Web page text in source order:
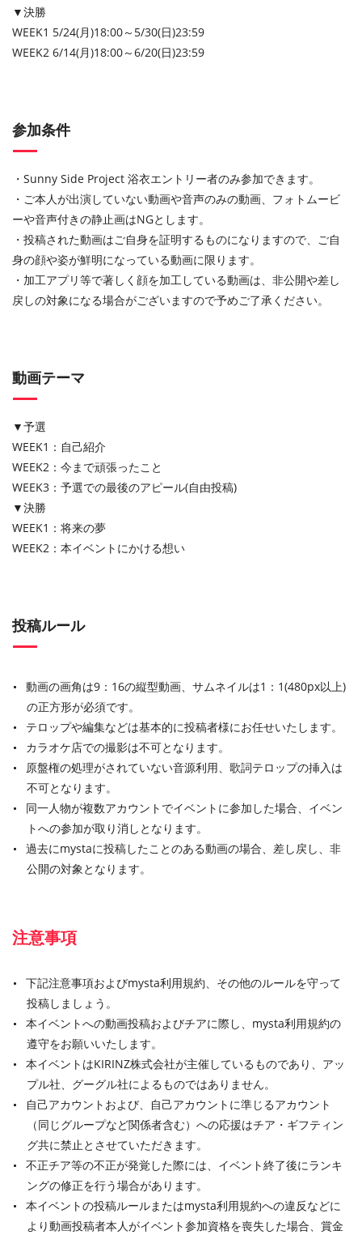
▼決勝
WEEK1 5/24(月)18:00～5/30(日)23:59
WEEK2 6/14(月)18:00～6/20(日)23:59
参加条件
・Sunny Side Project 浴衣エントリー者のみ参加できます。
・ご本人が出演していない動画や音声のみの動画、フォトムービ
ーや音声付きの静止画はNGとします。
・投稿された動画はご自身を証明するものになりますので、ご自
身の顔や姿が鮮明になっている動画に限ります。
・加工アプリ等で著しく顔を加工している動画は、非公開や差し
戻しの対象になる場合がございますので予めご了承ください。
動画テーマ
▼予選
WEEK1：自己紹介
WEEK2：今まで頑張ったこと
WEEK3：予選での最後のアピール(自由投稿)
▼決勝
WEEK1：将来の夢
WEEK2：本イベントにかける想い
投稿ルール
動画の画角は9：16の縦型動画、サムネイルは1：1(480px以上)
の正方形が必須です。
テロップや編集などは基本的に投稿者様にお任せいたします。
カラオケ店での撮影は不可となります。
原盤権の処理がされていない音源利用、歌詞テロップの挿入は
不可となります。
同一人物が複数アカウントでイベントに参加した場合、イベン
トへの参加が取り消しとなります。
過去にmystaに投稿したことのある動画の場合、差し戻し、非
公開の対象となります。
注意事項
下記注意事項およびmysta利用規約、その他のルールを守って
投稿しましょう。
本イベントへの動画投稿およびチアに際し、mysta利用規約の
遵守をお願いいたします。
本イベントはKIRINZ株式会社が主催しているものであり、アッ
プル社、グーグル社によるものではありません。
自己アカウントおよび、自己アカウントに準じるアカウント
（同じグループなど関係者含む）への応援はチア・ギフティン
グ共に禁止とさせていただきます。
不正チア等の不正が発覚した際には、イベント終了後にランキ
ングの修正を行う場合があります。
本イベントの投稿ルールまたはmysta利用規約への違反などに
より動画投稿者本人がイベント参加資格を喪失した場合、賞金